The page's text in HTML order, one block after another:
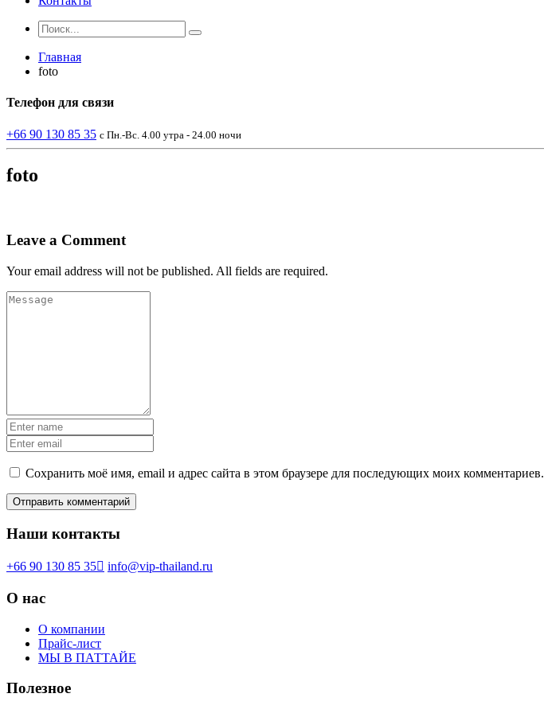
Главная
foto
Телефон для связи
+66 90 130 85 35 с Пн.-Вс. 4.00 утра - 24.00 ночи
foto
Leave a Comment
Your email address will not be published. All fields are required.
Сохранить моё имя, email и адрес сайта в этом браузере для последующих моих комментариев.
Наши контакты
+66 90 130 85 35 info@vip-thailand.ru
О нас
О компании
Прайс-лист
МЫ В ПАТТАЙЕ
Полезное